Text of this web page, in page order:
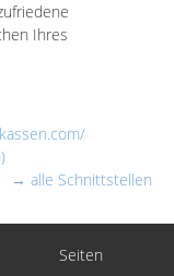
Ihres
→ alle Schnittstellen
Seiten